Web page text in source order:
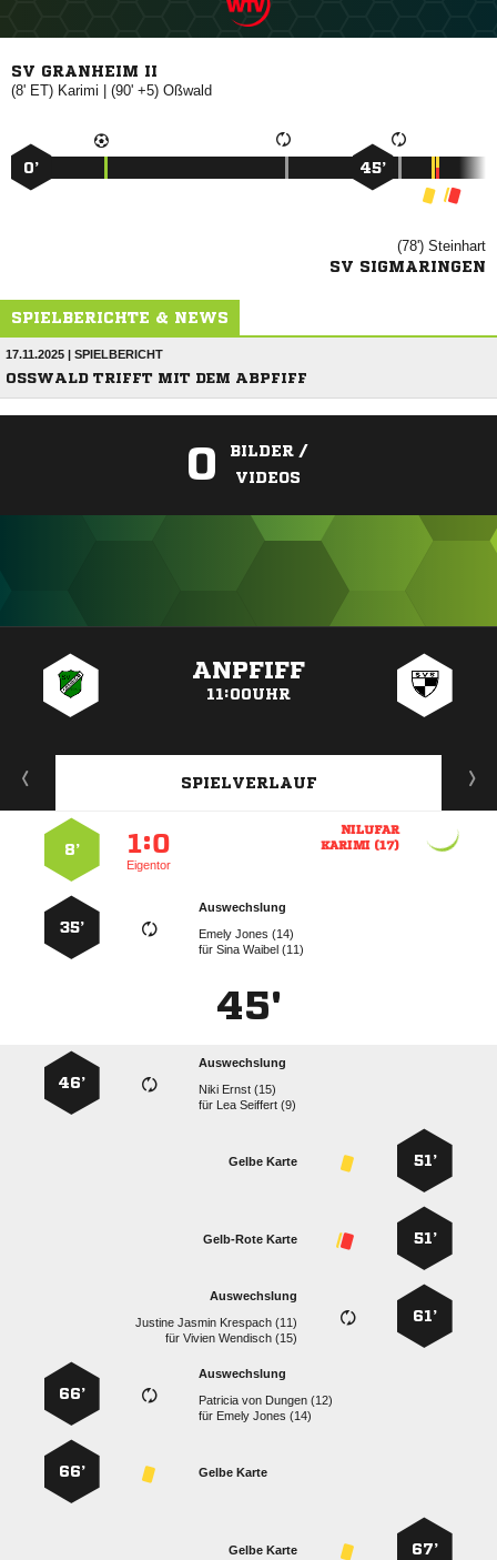
SV GRANHEIM II
(8' ET)  | (90' +5) 
0’ 45’
(78') 
SV SIGMARINGEN
SPIELBERICHTE & NEWS
17.11.2025 | SPIELBERICHT
OSSWALD TRIFFT MIT DEM ABPFIFF
0
BILDER /
VIDEOS
ANPFIFF
11:00UHR
SPIELVERLAUF

 
:
Eigentor
8’
Auswechslung
  
für  
35’
45'
Auswechslung
  
für   
46’
51’
Gelbe Karte
51’
Gelb-Rote Karte
61’
Auswechslung
   
für  
Auswechslung
   
für   
66’
Gelbe Karte
66’
67’
Gelbe Karte